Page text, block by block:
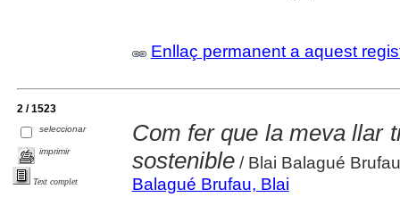
Enllaç permanent a aquest
2 / 1523
seleccionar
imprimir
Text complet
Com fer que la meva llar
sostenible/ Blai Balagué Brufau
Balagué Brufau, Blai